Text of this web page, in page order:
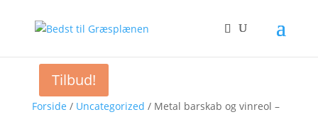
Forside / Uncategorized / Metal barskab og vinreol –
Tilbud!